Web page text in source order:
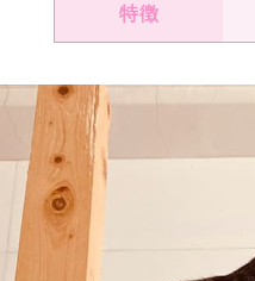
特徴